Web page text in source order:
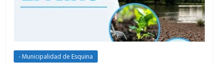
- Municipalidad de Esquina